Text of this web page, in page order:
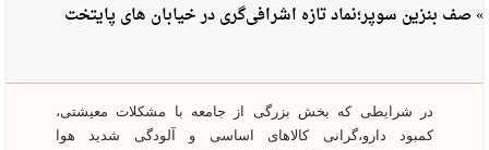
» صف بنزین سوپر؛نماد تازه اشرافی‌گری در خیابان های پایتخت
در شرایطی که بخش بزرگی از جامعه با مشکلات معیشتی،
کمبود دارو،گرانی کالاهای اساسی و آلودگی شدید هوا